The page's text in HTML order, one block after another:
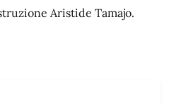
Aristide Tamajo.